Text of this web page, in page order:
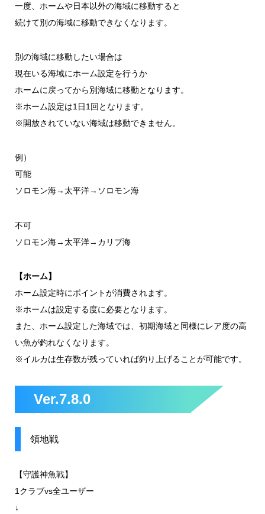
一度、ホームや日本以外の海域に移動すると
続けて別の海域に移動できなくなります。
別の海域に移動したい場合は
現在いる海域にホーム設定を行うか
ホームに戻ってから別海域に移動となります。
※ホーム設定は1日1回となります。
※開放されていない海域は移動できません。
例）
可能
ソロモン海→太平洋→ソロモン海
不可
ソロモン海→太平洋→カリブ海
【ホーム】
ホーム設定時にポイントが消費されます。
※ホームは設定する度に必要となります。
また、ホーム設定した海域では、初期海域と同様にレア度の高
い魚が釣れなくなります。
※イルカは生存数が残っていれば釣り上げることが可能です。
Ver.7.8.0
領地戦
【守護神魚戦】
1クラブvs全ユーザー
↓